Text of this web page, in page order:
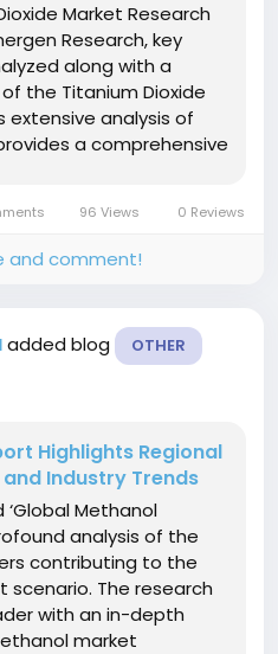
Market Research
Research, key
along with a
the Titanium Dioxide
extensive analysis of
a comprehensive
96 Views 0 Reviews
and comment!
added blog OTHER
Highlights Regional
Industry Trends
Methanol
analysis of the
contributing to the
scenario. The research
with an in-depth
market